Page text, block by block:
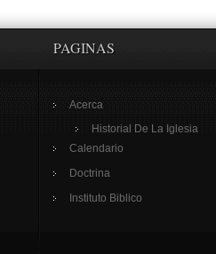
PAGINAS
Acerca
Historial De La Iglesia
Calendario
Doctrina
Instituto Biblico